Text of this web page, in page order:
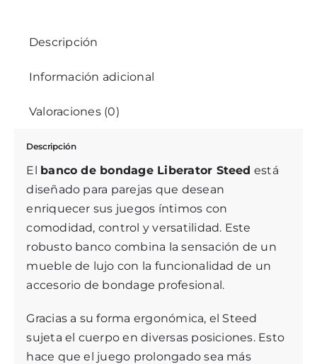
Descripción
Información adicional
Valoraciones (0)
Descripción
El banco de bondage Liberator Steed está
diseñado para parejas que desean
enriquecer sus juegos íntimos con
comodidad, control y versatilidad. Este
robusto banco combina la sensación de un
mueble de lujo con la funcionalidad de un
accesorio de bondage profesional.
Gracias a su forma ergonómica, el Steed
sujeta el cuerpo en diversas posiciones. Esto
hace que el juego prolongado sea más